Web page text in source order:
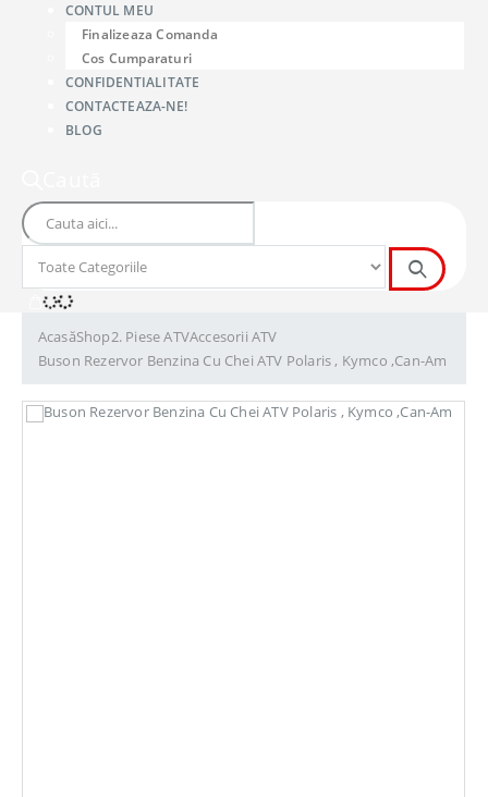
CONTUL MEU
Finalizeaza Comanda
Cos Cumparaturi
CONFIDENTIALITATE
CONTACTEAZA-NE!
BLOG
AcasăShop2. Piese ATVAccesorii ATV
Buson Rezervor Benzina Cu Chei ATV Polaris , Kymco ,Can-Am